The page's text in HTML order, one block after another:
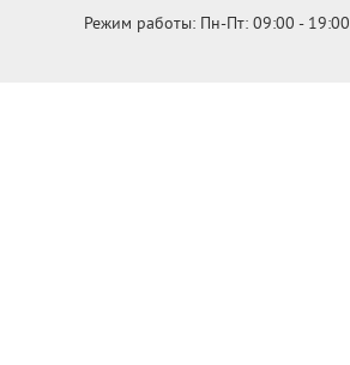
Режим работы: Пн-Пт: 09:00 - 19:00